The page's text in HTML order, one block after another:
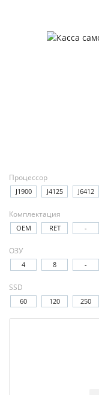
Процессор
J1900 J4125 J6412
Комплектация
OEM RET -
ОЗУ
4 8 -
SSD
60 120 250